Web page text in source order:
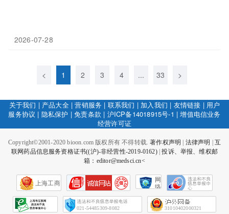
2026-07-28
< 1 2 3 4 ... 33 >
关于我们 | 产品大全|营销服务 | 联系我们 | 加入我们 | 友情链接 | 用户
服务协议 | 隐私保护 |免责条款 | 沪ICP备14018915号-1 |增值电信业务
经营许可证
Copyright©2001-2020 bioon.com 版权所有 不得转载.著作权声明 法律声明
互
联网药品信息服务资格证书((沪)-非经营性-2019-0162)|投诉、举报、维权邮
箱：editor@medsci.cn<
上海工商
网
络
会
征
021-54485309-8082 31010402000321